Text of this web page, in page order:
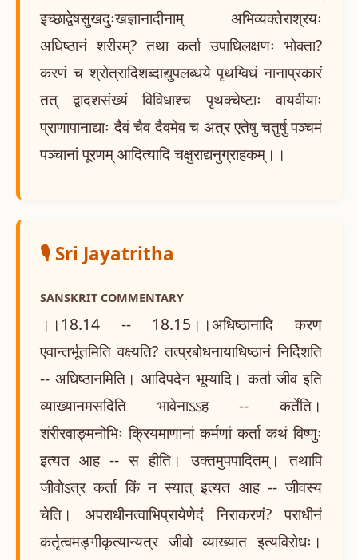
इच्छाद्वेषसुखदुःखज्ञानादीनाम् अभिव्यक्तेराश्रयः
अधिष्ठानं शरीरम्? तथा कर्ता उपाधिलक्षणः भोक्ता?
करणं च श्रोत्रादिशब्दाद्युपलब्धये पृथग्विधं नानाप्रकारं
तत् द्वादशसंख्यं विविधाश्च पृथक्चेष्टाः वायवीयाः
प्राणापानाद्याः दैवं चैव दैवमेव च अत्र एतेषु चतुर्षु पञ्चमं
पञ्चानां पूरणम् आदित्यादि चक्षुराद्यनुग्राहकम्।।
🎙️ Sri Jayatritha
SANSKRIT COMMENTARY
।।18.14 -- 18.15।।अधिष्ठानादि करण
एवान्तर्भूतमिति वक्ष्यति? तत्प्रबोधनायाधिष्ठानं निर्दिशति
-- अधिष्ठानमिति। आदिपदेन भूम्यादि। कर्ता जीव इति
व्याख्यानमसदिति भावेनाऽऽह -- कर्तेति।
शंरीरवाङ्मनोभिः क्रियमाणानां कर्मणां कर्ता कथं विष्णुः
इत्यत आह -- स हीति। उक्तमुपपादितम्। तथापि
जीवोऽत्र कर्ता किं न स्यात् इत्यत आह -- जीवस्य
चेति। अपराधीनत्वाभिप्रायेणेदं निराकरणं? पराधीनं
कर्तृत्वमङ्गीकृत्यान्यत्र जीवो व्याख्यात इत्यविरोधः।